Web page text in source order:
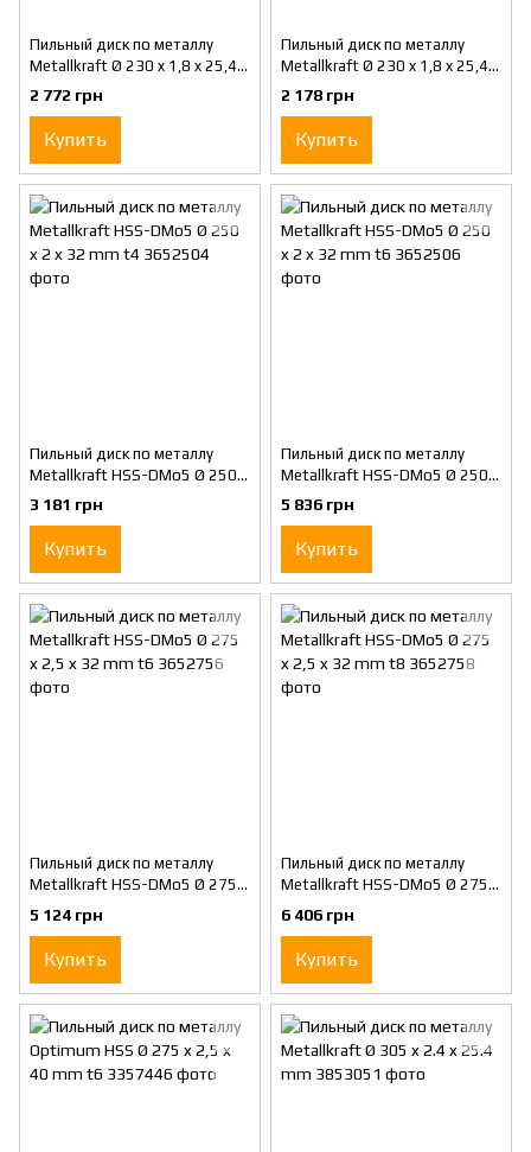
Пильный диск по металлу
Metallkraft Ø 230 x 1,8 x 25,4
mm
2 772 грн
Купить
Пильный диск по металлу
Metallkraft Ø 230 x 1,8 x 25,4
mm Z68
2 178 грн
Купить
Пильный диск по металлу
Metallkraft HSS-DMo5 Ø 250 x
2 x 32 mm t4
3 181 грн
Купить
Пильный диск по металлу
Metallkraft HSS-DMo5 Ø 250 x
2 x 32 mm t6
5 836 грн
Купить
Пильный диск по металлу
Metallkraft HSS-DMo5 Ø 275 x
2,5 x 32 mm t6
5 124 грн
Купить
Пильный диск по металлу
Metallkraft HSS-DMo5 Ø 275 x
2,5 x 32 mm t8
6 406 грн
Купить